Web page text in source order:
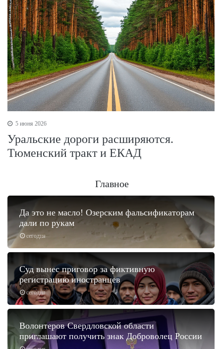
5 июня 2026
Уральские дороги расширяются.
Тюменский тракт и ЕКАД
Главное
сегодня
Да это не масло! Озерским фальсификаторам
дали по рукам
сегодня
Суд вынес приговор за фиктивную
регистрацию иностранцев
Волонтеров Свердловской области
приглашают получить знак Доброволец России